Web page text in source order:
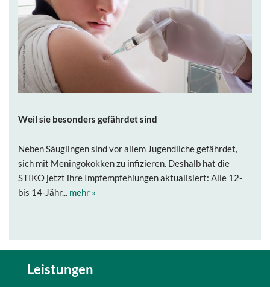
Weil sie besonders gefährdet sind
Neben Säuglingen sind vor allem Jugendliche gefährdet,
sich mit Meningokokken zu infizieren. Deshalb hat die
STIKO jetzt ihre Impfempfehlungen aktualisiert: Alle 12-
bis 14-Jähr... mehr »
Leistungen